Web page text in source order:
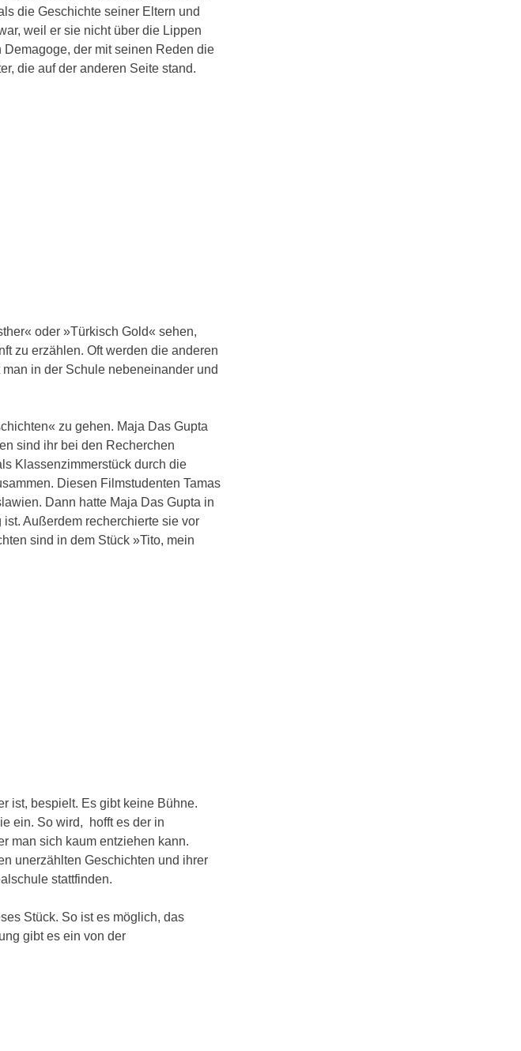
die Geschichte seiner Eltern und
weil er sie nicht über die Lippen
der mit seinen Reden die
die auf der anderen Seite stand.
oder »Türkisch Gold« sehen,
zu erzählen. Oft werden die anderen
in der Schule nebeneinander und
zu gehen. Maja Das Gupta
sind ihr bei den Recherchen
Klassenzimmerstück durch die
Diesen Filmstudenten Tamas
Dann hatte Maja Das Gupta in
Außerdem recherchierte sie vor
sind in dem Stück »Tito, mein
ist, bespielt. Es gibt keine Bühne.
ein. So wird, hofft es der in
man sich kaum entziehen kann.
unerzählten Geschichten und ihrer
stattfinden.
Stück. So ist es möglich, das
gibt es ein von der